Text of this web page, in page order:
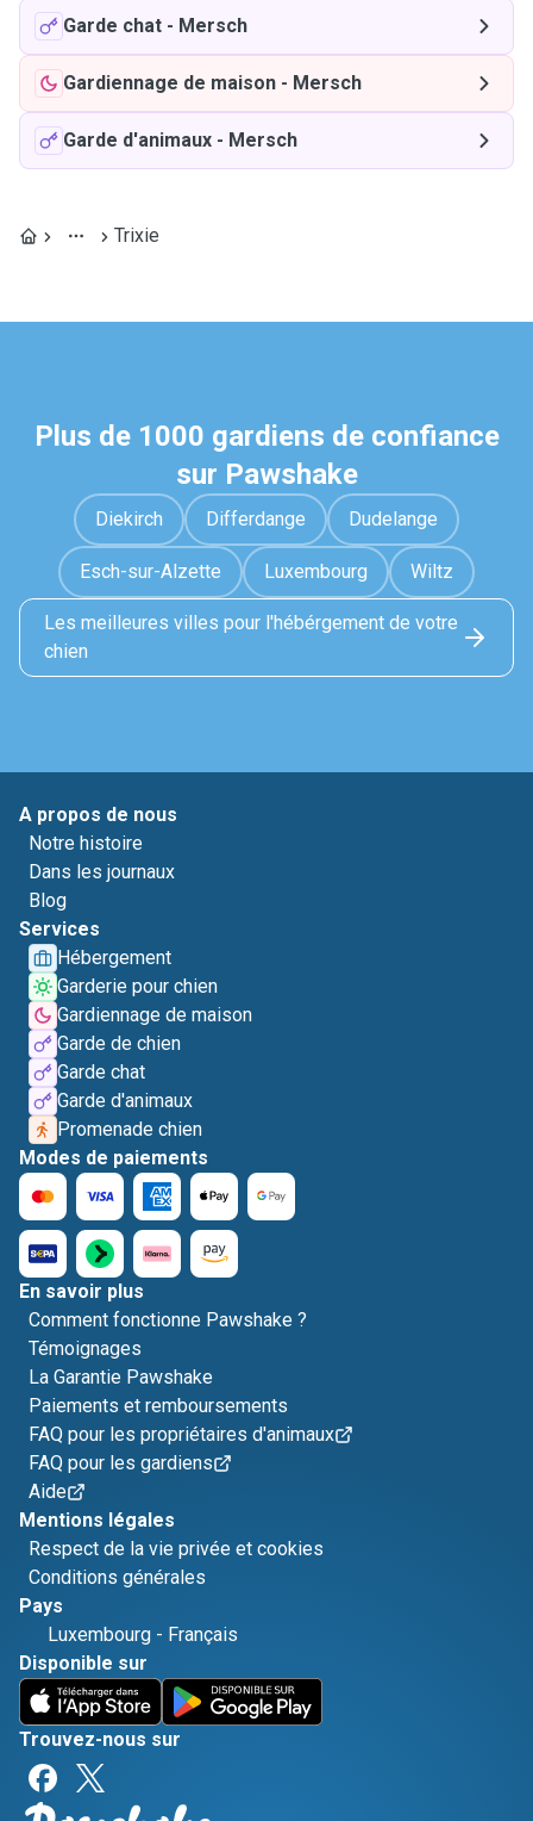
Garde chat - Mersch
Gardiennage de maison - Mersch
Garde d'animaux - Mersch
Trixie
Plus de 1000 gardiens de confiance
sur Pawshake
Diekirch Differdange Dudelange
Esch-sur-Alzette Luxembourg Wiltz
Les meilleures villes pour l'hébérgement de votre
chien
A propos de nous
Notre histoire
Dans les journaux
Blog
Services
Hébergement
Garderie pour chien
Gardiennage de maison
Garde de chien
Garde chat
Garde d'animaux
Promenade chien
Modes de paiements
En savoir plus
Comment fonctionne Pawshake ?
Témoignages
La Garantie Pawshake
Paiements et remboursements
FAQ pour les propriétaires d'animaux
FAQ pour les gardiens
Aide
Mentions légales
Respect de la vie privée et cookies
Conditions générales
Pays
Luxembourg - Français
Disponible sur
Trouvez-nous sur